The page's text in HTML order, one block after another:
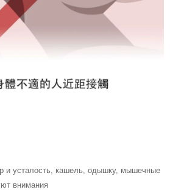
и усталость, кашель, одышку, мышечные
внимания